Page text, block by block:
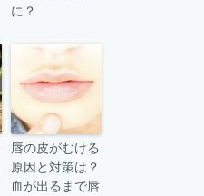
に？
唇の皮がむける
原因と対策は？
血が出るまで唇